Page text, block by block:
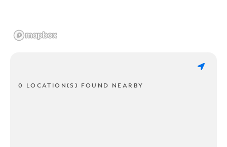
0 LOCATION(S) FOUND NEARBY